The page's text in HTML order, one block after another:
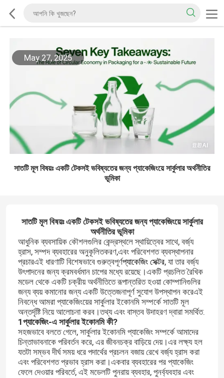
May 27, 2025
সাতটি মূল বিষয়ঃ একটি টেকসই ভবিষ্যতের জন্য প্যাকেজিংয়ে সার্কুলার অর্থনীতির
ভূমিকা
সাতটি মূল বিষয়ঃ একটি টেকসই ভবিষ্যতের জন্য প্যাকেজিংয়ে সার্কুলার
অর্থনীতির ভূমিকা
আধুনিক ব্যবসায়িক কৌশলগুলির কেন্দ্রস্থলে স্থায়িত্বের সাথে, বর্জ্য
হ্রাস, সম্পদ ব্যবহারের অনুকূলিতকরণ,এবং পরিবেশগত ব্যবস্থাপনার
প্রচারএই ধারণাটি বিশেষভাবে গুরুত্বপূর্ণপ্যাকেজিং সেক্টর, যা তার বর্জ্য
উৎপাদনের জন্য ক্রমবর্ধমান চাপের মধ্যে রয়েছে।একটি প্রচলিত রৈখিক
মডেল থেকে একটি চক্রীয় অর্থনীতিতে রূপান্তরিত হওয়া কোম্পানিগুলির
জন্য ব্যয় কমানোর জন্য একটি উত্তেজনাপূর্ণ সুযোগ উপস্থাপন করেএই
নিবন্ধে আমরা প্যাকেজিংয়ের সার্কুলার ইকোনমি সম্পর্কে সাতটি মূল
অন্তর্দৃষ্টি নিয়ে আলোচনা করব।তথ্য এবং বাস্তব উদাহরণ দ্বারা সমর্থিত.
1প্যাকেজিং-এ সার্কুলার ইকোনমি কী?
সহজভাবে বলতে গেলে, সার্কুলার ইকোনমি প্যাকেজিং সম্পর্কে আমাদের
চিন্তাভাবনাকে পরিবর্তন করে, এর জীবনচক্র বাড়িয়ে দেয়।এর লক্ষ্য হল
যতটা সম্ভব দীর্ঘ সময় ধরে পদার্থের প্রচলন বজায় রেখে বর্জ্য হ্রাস করা
এবং পরিবেশগত প্রভাব হ্রাস করা।একবার ব্যবহারের পর প্যাকেজিং
ফেলে দেওয়ার পরিবর্তে, এই মডেলটি পুনরায় ব্যবহার, পুনর্ব্যবহার এবং